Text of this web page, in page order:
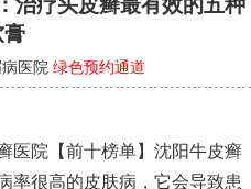
治疗头皮癣最有效的五种
膏
医院 绿色预约通道
院【前十榜单】沈阳牛皮癣
率很高的皮肤病，它会导致患